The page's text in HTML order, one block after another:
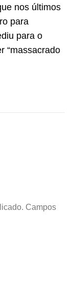
nos últimos
para
para o
“massacrado
Campos